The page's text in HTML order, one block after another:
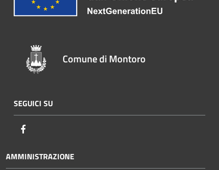
Comune di Montoro
SEGUICI SU
AMMINISTRAZIONE